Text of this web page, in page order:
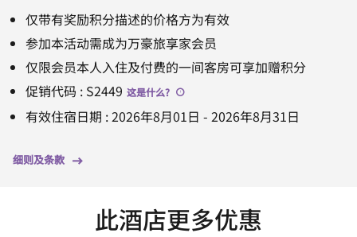
仅带有奖励积分描述的价格方为有效
参加本活动需成为万豪旅享家会员
仅限会员本人入住及付费的一间客房可享加赠积分
促销代码 : S2449 这是什么?
有效住宿日期 :2026年8月01日 - 2026年8月31日
细则及条款
此酒店更多优惠